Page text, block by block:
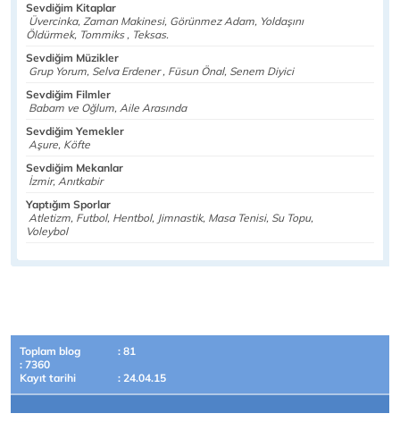
Sevdiğim Kitaplar
Üvercinka, Zaman Makinesi, Görünmez Adam, Yoldaşını
Öldürmek, Tommiks , Teksas.
Sevdiğim Müzikler
Grup Yorum, Selva Erdener , Füsun Önal, Senem Diyici
Sevdiğim Filmler
Babam ve Oğlum, Aile Arasında
Sevdiğim Yemekler
Aşure, Köfte
Sevdiğim Mekanlar
İzmir, Anıtkabir
Yaptığım Sporlar
Atletizm, Futbol, Hentbol, Jimnastik, Masa Tenisi, Su Topu,
Voleybol
Toplam blog
: 81
: 7360
Kayıt tarihi
: 24.04.15